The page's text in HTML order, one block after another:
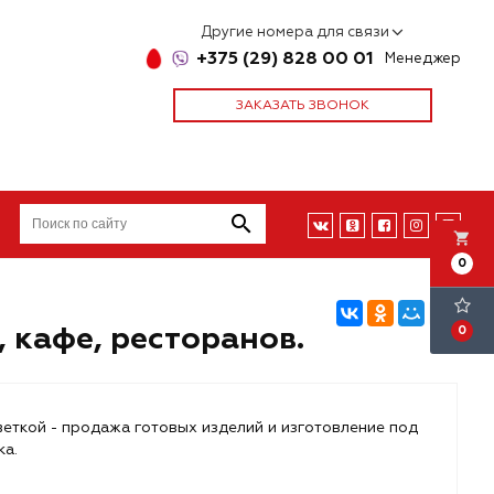
Другие номера для связи
+375 (29) 828 00 01 Менеджер
ЗАКАЗАТЬ ЗВОНОК
ресторанов.
local_grocery_store
0
0
- продажа готовых изделий и изготовление под